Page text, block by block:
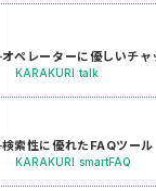
オペレーターに優しいチャ
KARAKURI talk
検索性に優れたFAQツール
KARAKURI smartFAQ